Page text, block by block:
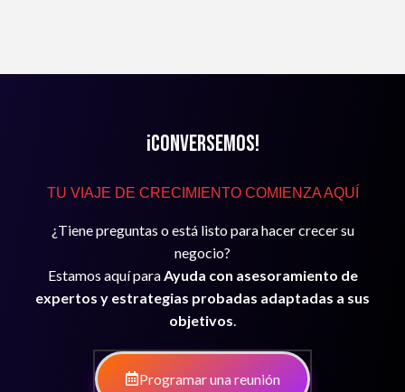
TU VIAJE DE CRECIMIENTO COMIENZA AQUÍ
¡Conversemos!
¿Tiene preguntas o está listo para hacer crecer su
negocio?
Estamos aquí para Ayuda con asesoramiento de
expertos y estrategias probadas adaptadas a sus
objetivos
Programar una reunión